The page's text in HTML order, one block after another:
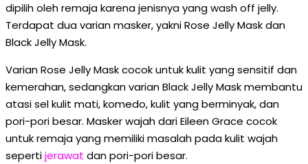
dipilih oleh remaja karena jenisnya yang wash off jelly.
Terdapat dua varian masker, yakni Rose Jelly Mask dan
Black Jelly Mask.
Varian Rose Jelly Mask cocok untuk kulit yang sensitif dan
kemerahan, sedangkan varian Black Jelly Mask membantu
atasi sel kulit mati, komedo, kulit yang berminyak, dan
pori-pori besar. Masker wajah dari Eileen Grace cocok
untuk remaja yang memiliki masalah pada kulit wajah
sepertijerawat dan pori-pori besar.